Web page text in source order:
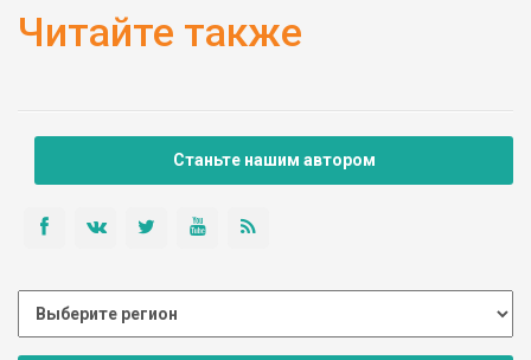
Читайте также
Станьте нашим автором